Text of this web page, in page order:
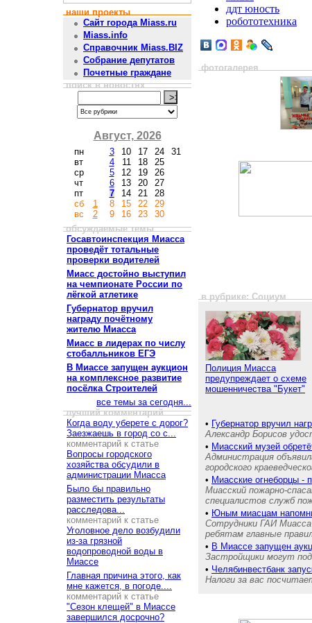
наши проекты
Сайт города Miass.ru
Miass.info
Справочник Miass.BIZ
Собрание депутатов
Почетные граждане
поиск в новостях
Август, 2026
пн
вт
ср
чт
пт
сб
вс
1
2
3
4
5
6
7
8
9
10
11
12
13
14
15
16
17
18
19
20
21
22
23
24
25
26
27
28
29
30
31
обсуждаемые темы
Госавтоинспекция Миасса
проведёт тотальные
проверки водителей
Миасс достойно выступил
на чемпионате России по
лёгкой атлетике
Губернатор вручил
награду почётному
жителю Миасса
Миасс в лидерах по числу
стобалльников ЕГЭ
В Миассе запущен аукцион
на комплексное развитие
посёлка Строителей
все темы за сегодня...
лучший комментарий
Когда воду уберете с дорог?
Заезжаешь в город со с...
комментарий к статье
Вопросы городского
хозяйства обсудили в
администрации Миасса
Было бы правильно
разместить результаты
расследова...
комментарий к статье
Уголовное дело возбудили
из-за грязной
водопроводной воды в
Миассе
Главная причина этого, как
мне кажется, в погоде....
комментарий к статье
"Сезон клещей" в Миассе
завершился досрочно?
ддт юность
робототехника
фотогалерея
в рубрике: Социум
Полиция Миасса
предупреждает о схеме
мошенничества "Букет"
• Губернатор вручил
Александр Борисов
• Миасский музей
Администрация
городского
• Миасские огнеборцы -
Миасский пожарно-
специалистов служб
• Юным миасцам
Сотрудники ГАИ
ребятам главные
• В Миассе запущен
Застройщики могут
• Челябинвестбанк
Налоги за вас